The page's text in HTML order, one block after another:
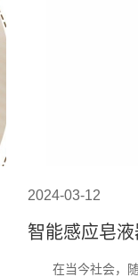
2024-03-12
智能感应皂
在当今社会，随